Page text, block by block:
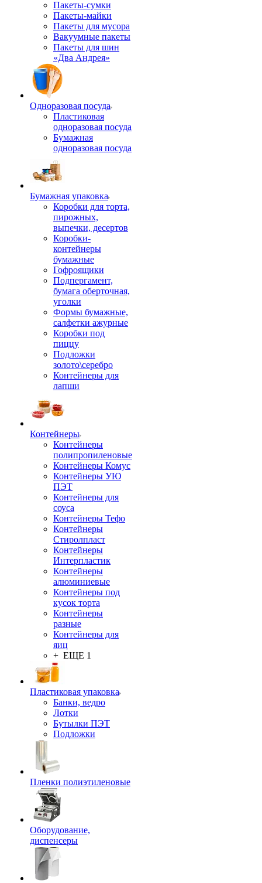
Пакеты-сумки
Пакеты-майки
Пакеты для мусора
Вакуумные пакеты
Пакеты для шин
«Два Андрея»
Одноразовая посуда
Пластиковая
одноразовая посуда
Бумажная
одноразовая посуда
Бумажная упаковка
Коробки для торта,
пирожных,
выпечки, десертов
Коробки-
контейнеры
бумажные
Гофроящики
Подпергамент,
бумага оберточная,
уголки
Формы бумажные,
салфетки ажурные
Коробки под
пиццу
Подложки
золото\серебро
Контейнеры для
лапши
Контейнеры
Контейнеры
полипропиленовые
Контейнеры Комус
Контейнеры УЮ
ПЭТ
Контейнеры для
соуса
Контейнеры Тефо
Контейнеры
Стиролпласт
Контейнеры
Интерпластик
Контейнеры
алюминиевые
Контейнеры под
кусок торта
Контейнеры
разные
Контейнеры для
яиц
+ ЕЩЕ 1
Пластиковая упаковка
Банки, ведро
Лотки
Бутылки ПЭТ
Подложки
Пленки полиэтиленовые
Оборудование,
диспенсеры